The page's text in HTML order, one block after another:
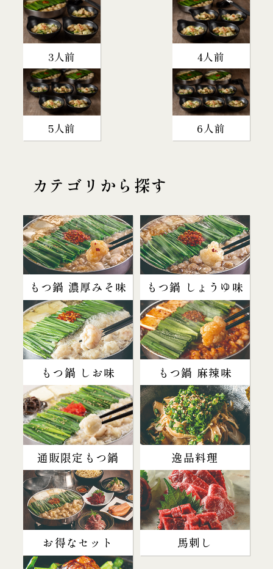
3人前 4人前
5人前 6人前
カテゴリから探す
もつ鍋 濃厚みそ味 もつ鍋 しょうゆ味
もつ鍋 しお味 もつ鍋 麻辣味
通販限定もつ鍋 逸品料理
お得なセット 馬刺し